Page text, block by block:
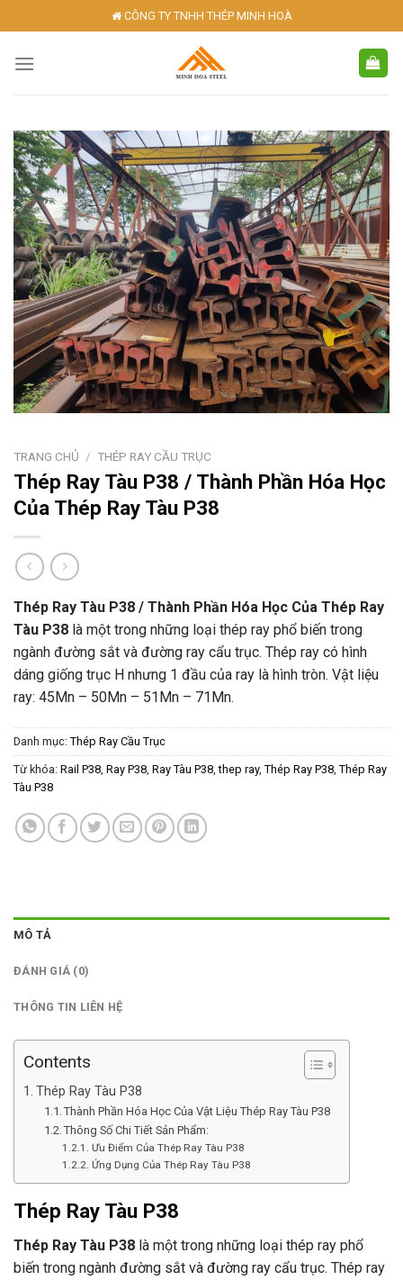
to
content
CÔNG TY TNHH THÉP MINH HOÀ
TRANG CHỦ / THÉP RAY CẦU TRỤC
Thép Ray Tàu P38 / Thành Phần Hóa Học
Của Thép Ray Tàu P38
Thép Ray Tàu P38 / Thành Phần Hóa Học Của Thép Ray
Tàu P38 là một trong những loại thép ray phổ biến trong
ngành đường sắt và đường ray cẩu trục. Thép ray có hình
dáng giống trục H nhưng 1 đầu của ray là hình tròn. Vật liệu
ray: 45Mn – 50Mn – 51Mn – 71Mn.
Danh mục: Thép Ray Cầu Trục
Từ khóa: Rail P38 Ray P38 Ray Tàu P38 ,thep ray, Thép Ray P38 Thép Ray
Tàu P38
MÔ TẢ
ĐÁNH GIÁ (0)
THÔNG TIN LIÊN HỆ
Contents
Thép Ray Tàu P38
Thành Phần Hóa Học Của Vật Liệu Thép Ray Tàu P38
Thông Số Chi Tiết Sản Phẩm:
Ưu Điểm Của Thép Ray Tàu P38
Ứng Dụng Của Thép Ray Tàu P38
Thép Ray Tàu P38
Thép Ray Tàu P38 là một trong những loại thép ray phổ
biến trong ngành đường sắt và đường ray cẩu trục. Thép ray